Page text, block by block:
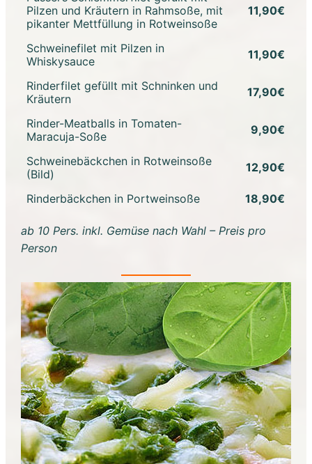
Pilzen und Kräutern in Rahmsoße, mit
pikanter Mettfüllung in Rotweinsoße
11,90€
Schweinefilet mit Pilzen in
Whiskysauce
11,90€
Rinderfilet gefüllt mit Schninken und
Kräutern
17,90€
Rinder-Meatballs in Tomaten-
Maracuja-Soße
9,90€
Schweinebäckchen in Rotweinsoße
(Bild)
12,90€
Rinderbäckchen in Portweinsoße 18,90€
ab 10 Pers. inkl. Gemüse nach Wahl – Preis pro
Person